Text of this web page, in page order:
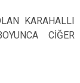
KARAHALLI
CİĞER